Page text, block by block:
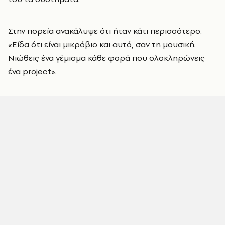
Στην πορεία ανακάλυψε ότι ήταν κάτι περισσότερο.
«Είδα ότι είναι μικρόβιο και αυτό, σαν τη μουσική.
Νιώθεις ένα γέμισμα κάθε φορά που ολοκληρώνεις
ένα project».